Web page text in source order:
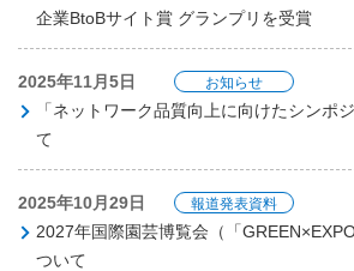
企業BtoBサイト賞 グランプリを受賞
2025年11月5日 お知らせ
「ネットワーク品質向上に向けたシンポ
て
2025年10月29日 報道発表資料
2027年国際園芸博覧会（「
ついて